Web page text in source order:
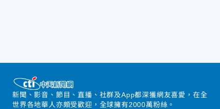
新聞、影音、節目、直播、社群及App都深獲網友喜愛，在全
世界各地華人亦頗受歡迎，全球擁有2000萬粉絲。